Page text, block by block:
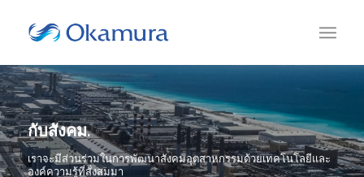
กับสังคม.
เราจะมีส่วนร่วมในการพัฒนาสังคมอุตสาหกรรมด้วยเทคโนโลยีและ
องค์ความรู้ที่สั่งสมมา